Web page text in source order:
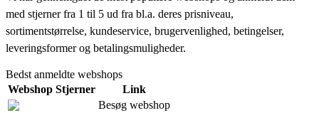
med stjerner fra 1 til 5 ud fra bl.a. deres prisniveau,
sortimentstørrelse, kundeservice, brugervenlighed, betingelser,
leveringsformer og betalingsmuligheder.
Bedst anmeldte webshops
Webshop Stjerner
Link
Besøg webshop